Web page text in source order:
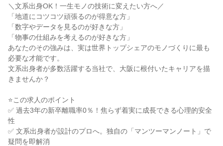
＼文系出身OK！一生モノの技術に変えたい方へ／
「地道にコツコツ頑張るのが得意な方」
「数字やデータを見るのが好きな方」
「物事の仕組みを考えるのが好きな方」
あなたのその強みは、実は世界トップシェアのモノづくりに最も
必要な才能です。
文系出身者が多数活躍する当社で、大阪に根付いたキャリアを描
きませんか？
⭐この求人のポイント
✅ 過去3年の新卒離職率0％！焦らず着実に成長できる心理的安全
性
✅ 文系出身者が設計のプロへ。独自の「マンツーマンノート」で
疑問を即解消